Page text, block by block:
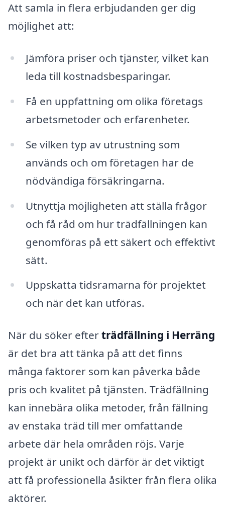
Att samla in flera erbjudanden ger dig
möjlighet att:
Jämföra priser och tjänster, vilket kan
leda till kostnadsbesparingar.
Få en uppfattning om olika företags
arbetsmetoder och erfarenheter.
Se vilken typ av utrustning som
används och om företagen har de
nödvändiga försäkringarna.
Utnyttja möjligheten att ställa frågor
och få råd om hur trädfällningen kan
genomföras på ett säkert och effektivt
sätt.
Uppskatta tidsramarna för projektet
och när det kan utföras.
När du söker efterträdfällning i Herräng
är det bra att tänka på att det finns
många faktorer som kan påverka både
pris och kvalitet på tjänsten. Trädfällning
kan innebära olika metoder, från fällning
av enstaka träd till mer omfattande
arbete där hela områden röjs. Varje
projekt är unikt och därför är det viktigt
att få professionella åsikter från flera olika
aktörer.